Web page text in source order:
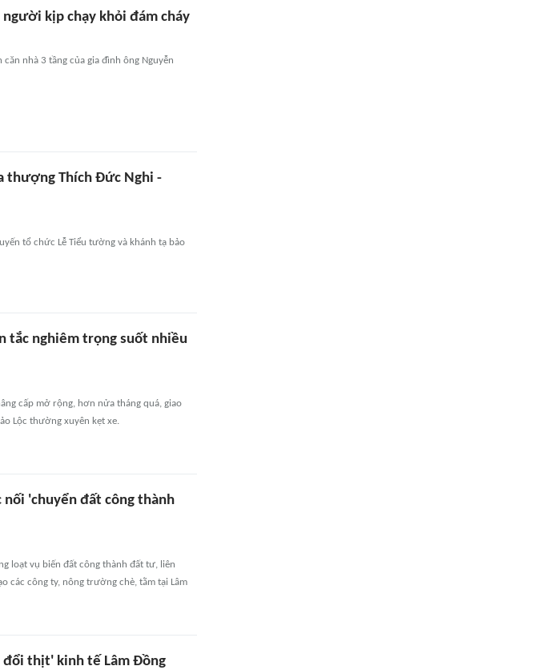
người kịp chạy khỏi đám cháy
nhà 3 tầng của gia đình ông Nguyễn
thượng Thích Đức Nghi -
tổ chức Lễ Tiểu tường và khánh tạ bảo
tắc nghiêm trọng suốt nhiều
cấp mở rộng, hơn nửa tháng quá, giao
Lộc thường xuyên kẹt xe.
nối 'chuyển đất công thành
loạt vụ biến đất công thành đất tư, liên
các công ty, nông trường chè, tằm tại Lâm
đổi thịt' kinh tế Lâm Đồng